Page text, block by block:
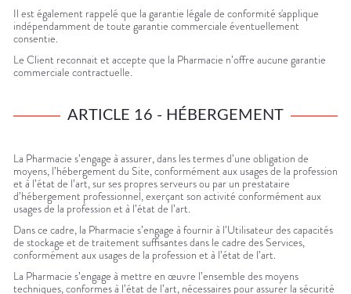
Il est également rappelé que la garantie légale de conformité s'applique
indépendamment de toute garantie commerciale éventuellement
consentie.
Le Client reconnait et accepte que la Pharmacie n’offre aucune garantie
commerciale contractuelle.
ARTICLE 16 - HÉBERGEMENT
La Pharmacie s’engage à assurer, dans les termes d’une obligation de
moyens, l’hébergement du Site, conformément aux usages de la profession
et à l’état de l’art, sur ses propres serveurs ou par un prestataire
d’hébergement professionnel, exerçant son activité conformément aux
usages de la profession et à l’état de l’art.
Dans ce cadre, la Pharmacie s’engage à fournir à l’Utilisateur des capacités
de stockage et de traitement suffisantes dans le cadre des Services,
conformément aux usages de la profession et à l’état de l’art.
La Pharmacie s’engage à mettre en œuvre l’ensemble des moyens
techniques, conformes à l’état de l’art, nécessaires pour assurer la sécurité